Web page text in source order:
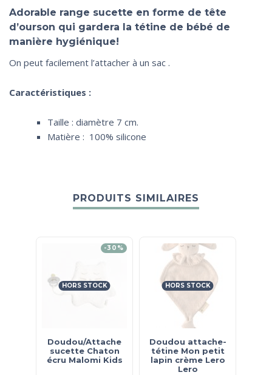
Adorable range sucette en forme de tête
d’ourson qui gardera la tétine de bébé de
manière hygiénique!
On peut facilement l’attacher à un sac .
Caractéristiques :
Taille : diamètre 7 cm.
Matière : 100% silicone
PRODUITS SIMILAIRES
-30%
HORS STOCK
Doudou/Attache
sucette Chaton
écru Malomi Kids
HORS STOCK
Doudou attache-
tétine Mon petit
lapin crème Lero
Lero